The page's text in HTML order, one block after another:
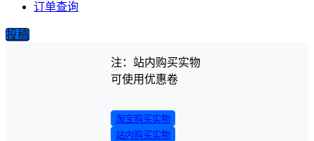
订单查询
投稿
注：站内购买实物
可使用优惠卷
淘宝购买实物
站内购买实物